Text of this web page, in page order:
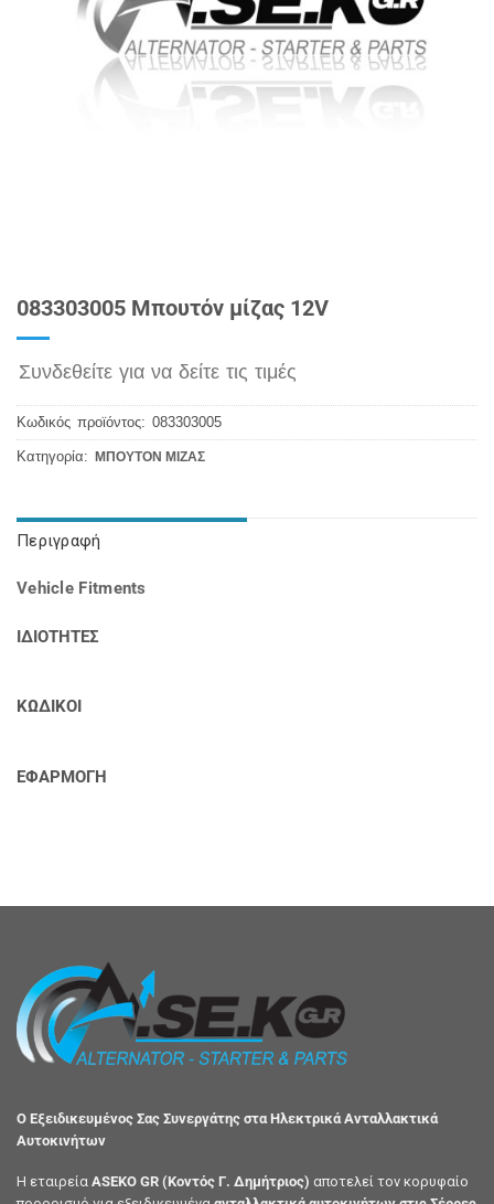
083303005 Μπουτόν μίζας 12V
Συνδεθείτε για να δείτε τις τιμές
Κωδικός προϊόντος: 083303005
Κατηγορία: ΜΠΟΥΤΟΝ ΜΙΖΑΣ
Περιγραφή
Vehicle Fitments
ΙΔΙΟΤΗΤΕΣ
ΚΩΔΙΚΟΙ
ΕΦΑΡΜΟΓΗ
Ο Εξειδικευμένος Σας Συνεργάτης στα Ηλεκτρικά Ανταλλακτικά
Αυτοκινήτων
Η εταιρεία ASEKO GR (Κοντός Γ. Δημήτριος) αποτελεί τον κορυφαίο